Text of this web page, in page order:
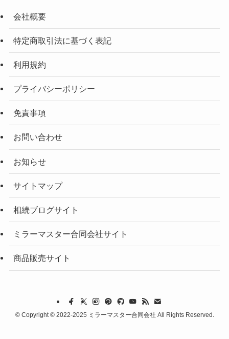
会社概要
特定商取引法に基づく表記
利用規約
プライバシーポリシー
免責事項
お問い合わせ
お知らせ
サイトマップ
相続ブログサイト
ミラーマスター合同会社サイト
商品販売サイト
©Copyright © 2022-2025 ミラーマスター合同会社 All Rights Reserved.